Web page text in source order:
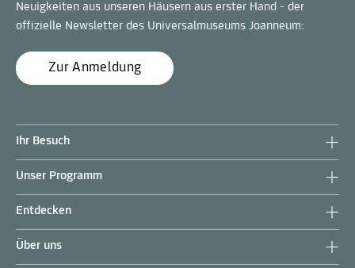
Neuigkeiten aus unseren Häusern aus erster Hand - der
offizielle Newsletter des Universalmuseums Joanneum:
Zur Anmeldung
Ihr Besuch
Unser Programm
Entdecken
Über uns